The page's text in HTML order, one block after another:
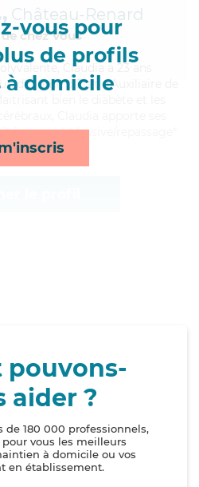
vous pour
de profils
à domicile
Château-Renard
chez Vous
Claudia a 23 ans
diplôme d'État d'Auxiliaire de
repas et lessive/repassage*
pouvons-
aider ?
de 180 000 professionnels,
vous les meilleurs
à domicile ou vos
en établissement.